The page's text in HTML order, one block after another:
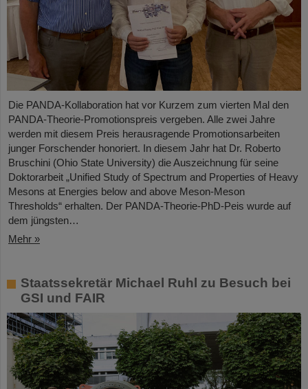
Die PANDA-Kollaboration hat vor Kurzem zum vierten Mal den
PANDA-Theorie-Promotionspreis vergeben. Alle zwei Jahre
werden mit diesem Preis herausragende Promotionsarbeiten
junger Forschender honoriert. In diesem Jahr hat Dr. Roberto
Bruschini (Ohio State University) die Auszeichnung für seine
Doktorarbeit „Unified Study of Spectrum and Properties of Heavy
Mesons at Energies below and above Meson-Meson
Thresholds“ erhalten. Der PANDA-Theorie-PhD-Peis wurde auf
dem jüngsten…
Mehr »
Staatssekretär Michael Ruhl zu Besuch bei
GSI und FAIR